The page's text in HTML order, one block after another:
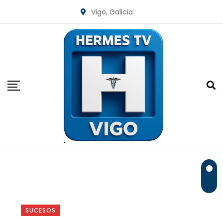
Vigo, Galicia
SUCESOS